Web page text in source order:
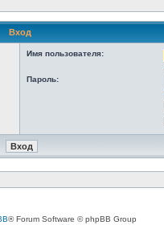
Вход
Имя пользователя:
Пароль:
® Forum Software © phpBB Group